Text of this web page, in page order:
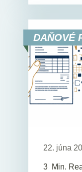
DAŇOVÉ
22. júna
3 Min.